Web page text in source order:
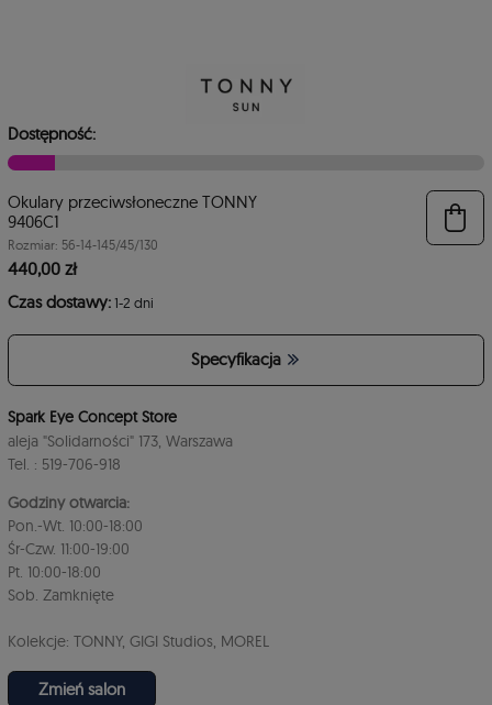
Dostępność:
Okulary przeciwsłoneczne TONNY
9406C1
Rozmiar: 56-14-145/45/130
440,00 zł
Czas dostawy: 1-2 dni
Specyfikacja
Spark Eye Concept Store
aleja "Solidarności" 173, Warszawa
Tel. : 519-706-918
Godziny otwarcia:
Zmień salon
Pon.-Wt. 10:00-18:00
Śr-Czw. 11:00-19:00
Pt. 10:00-18:00
Sob. Zamknięte
Kolekcje: TONNY, GIGI Studios, MOREL